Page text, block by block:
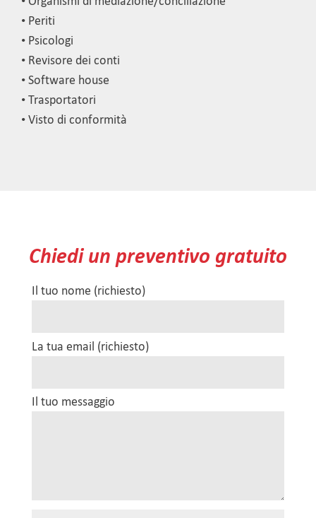
• Periti
• Psicologi
• Revisore dei conti
• Software house
• Trasportatori
• Visto di conformità
Chiedi un preventivo gratuito
Il tuo nome (richiesto)
La tua email (richiesto)
Il tuo messaggio